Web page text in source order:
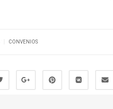
CONVENIOS